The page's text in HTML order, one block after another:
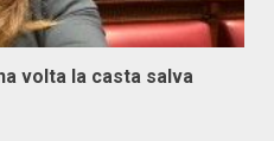
volta la casta salva